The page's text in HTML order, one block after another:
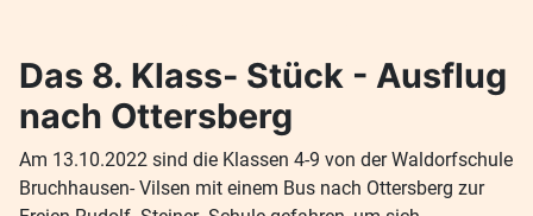
Das 8. Klass- Stück - Ausflug
nach Ottersberg
Am 13.10.2022 sind die Klassen 4-9 von der Waldorfschule
Bruchhausen- Vilsen mit einem Bus nach Ottersberg zur